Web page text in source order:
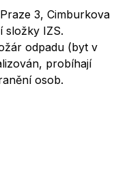
3, Cimburkova
složky IZS.
odpadu (byt v
probíhají
osob.